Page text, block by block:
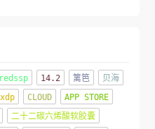
14.2 篱笆
贝海
xdp CLOUD
APP STORE
二十二碳六烯酸软胶囊